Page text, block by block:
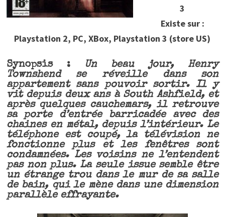
3
Existe sur :
Playstation 2, PC, XBox, Playstation 3 (store US)
Synopsis :
Un beau jour, Henry
Townshend se réveille dans son
appartement sans pouvoir sortir. Il y
vit depuis deux ans à South Ashfield, et
après quelques cauchemars, il retrouve
sa porte d’entrée barricadée avec des
chaines en métal, depuis l’intérieur. Le
téléphone est coupé, la télévision ne
fonctionne plus et les fenêtres sont
condamnées. Les voisins ne l’entendent
pas non plus. La seule issue semble être
un étrange trou dans le mur de sa salle
de bain, qui le mène dans une dimension
parallèle effrayante.